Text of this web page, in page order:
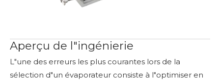
Aperçu de l"ingénierie
L"une des erreurs les plus courantes lors de la
sélection d"un évaporateur consiste à l"optimiser en